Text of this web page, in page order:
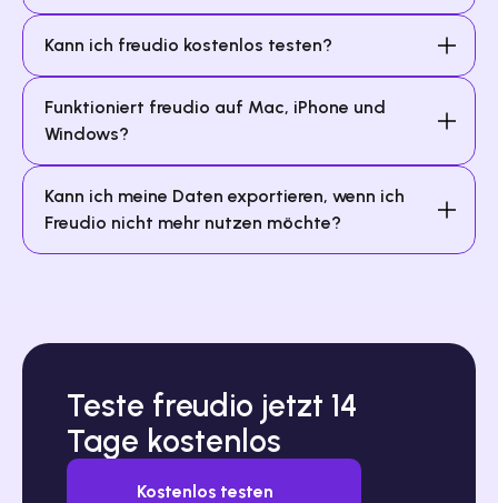
Kann ich freudio kostenlos testen?
Funktioniert freudio auf Mac, iPhone und
Windows?
Kann ich meine Daten exportieren, wenn ich
Freudio nicht mehr nutzen möchte?
Teste freudio jetzt 14
Tage kostenlos
Kostenlos testen